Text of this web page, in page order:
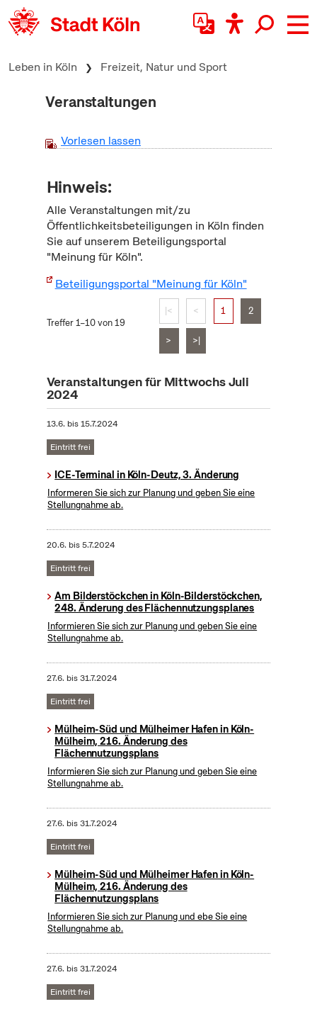
zum Inhalt springen
Leben in Köln Freizeit, Natur und Sport
Veranstaltungen
Vorlesen lassen
Hinweis:
Alle Veranstaltungen mit/zu
Öffentlichkeitsbeteiligungen in Köln finden
Sie auf unserem Beteiligungsportal
"Meinung für Köln".
Beteiligungsportal "Meinung für Köln"
Treffer 1–10 von 19
|< < 1 2
> >|
Veranstaltungen für Mittwochs Juli
2024
13.6. bis15.7.2024
Eintritt frei
ICE-Terminal in Köln-Deutz, 3. Änderung
Informeren Sie sich zur Planung und geben Sie eine
Stellungnahme ab.
20.6. bis5.7.2024
Eintritt frei
Am Bilderstöckchen in Köln-Bilderstöckchen,
248. Änderung des Flächennutzungsplanes
Informieren Sie sich zur Planung und geben Sie eine
Stellungnahme ab.
27.6. bis31.7.2024
Eintritt frei
Mülheim-Süd und Mülheimer Hafen in Köln-
Mülheim, 216. Änderung des
Flächennutzungsplans
Informieren Sie sich zur Planung und geben Sie eine
Stellungnahme ab.
27.6. bis31.7.2024
Eintritt frei
Mülheim-Süd und Mülheimer Hafen in Köln-
Mülheim, 216. Änderung des
Flächennutzungsplans
Informieren Sie sich zur Planung und ebe Sie eine
Stellungnahme ab.
27.6. bis31.7.2024
Eintritt frei